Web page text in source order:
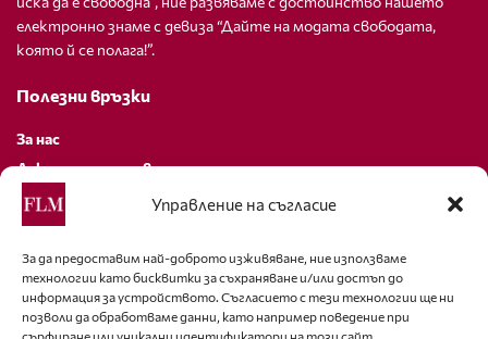
Управление на съгласие
За да предоставим най-доброто изживяване, ние използваме
технологии като бисквитки за съхраняване и/или достъп до
информация за устройството. Съгласието с тези технологии ще ни
позволи да обработваме данни, като например поведение при
сърфиране или уникални идентификатори на този сайт.
електронно знаме с девиза “Дайте на модата свободата,
която й се полага!”.
Полезни връзки
За нас
Декларация за поверителност
Политика за бисквитки
За контакти
editor@fashion-lifestyle.net
+359 88 227 33 47